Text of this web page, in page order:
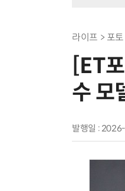
라이프 > 포토
[ET
수 모
발행일 :